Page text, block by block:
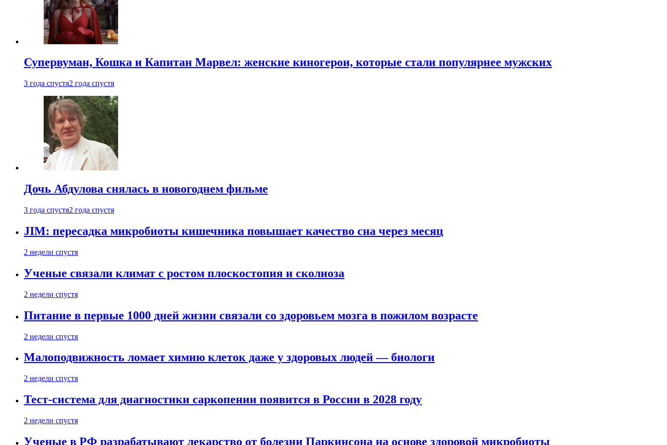
Супервуман, Кошка и Капитан Марвел: женские киногерои, которые стали популярнее мужских
3 года спустя2 года спустя
Дочь Абдулова снялась в новогоднем фильме
3 года спустя2 года спустя
JIM: пересадка микробиоты кишечника повышает качество сна через месяц
2 недели спустя
Ученые связали климат с ростом плоскостопия и сколиоза
2 недели спустя
Питание в первые 1000 дней жизни связали со здоровьем мозга в пожилом возрасте
2 недели спустя
Малоподвижность ломает химию клеток даже у здоровых людей — биологи
2 недели спустя
Тест-система для диагностики саркопении появится в России в 2028 году
2 недели спустя
Ученые в РФ разрабатывают лекарство от болезни Паркинсона на основе здоровой микробиоты